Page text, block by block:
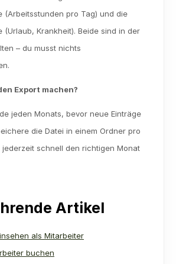
(Arbeitsstunden pro Tag) und die
(Urlaub, Krankheit). Beide sind in der
– du musst nichts
Export machen?
jeden Monats, bevor neue Einträge
die Datei in einem Ordner pro
jederzeit schnell den richtigen Monat
Artikel
als Mitarbeiter
buchen